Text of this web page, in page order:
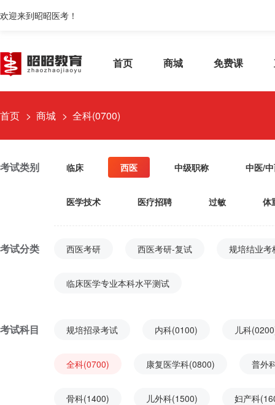
欢迎来到昭昭医考！
首页 商城 免费课
首页 商城 全科(0700)
考试类别 临床 西医 中级职称 中医/
医学技术 医疗招聘 过敏 体
考试分类 西医考研 西医考研-复试 规培结业考
临床医学专业本科水平测试
考试科目 规培招录考试 内科(0100) 儿科
全科(0700) 康复医学科(0800) 普外
骨科(1400) 儿外科(1500) 妇产科